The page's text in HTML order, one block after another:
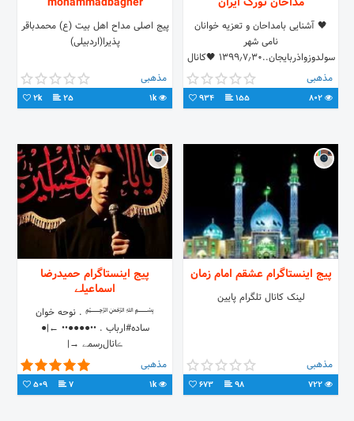
🖤 آشنایی بامداحان و تعزیه خوانان
نامی شهر
سولدوزواذربایجان..۱۳۹۹٫۷٫۳۰ 🖤کانال
تلگرامی مداحان سولدوز و آذربایجان،⁦
@madahansulduz
مذهبی
155
934
پیج اصلی مداح اهل بیت (ع) محمدباقر
پذیرا(اردبیلی)
مذهبی
1k
25
2k
پیج اینستاگرام عشقم امام زمان
لینک کانال تلگرام پایین
مذهبی
98
673
پیج اینستاگرام حمیدرضا
اسماعیلے
﷽ . نوحه خوان
ساده#ارباب . ••●●●●•• ←|●
ڪانال‌رسمے →|
●@hamidreza_esmaeli_205
مذهبی
1k
7
509